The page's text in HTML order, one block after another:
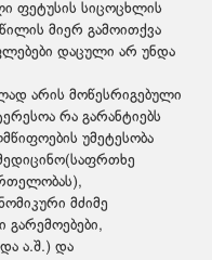
ფეტუსის სიცოცხლის
მიერ გამოითქვა
დაცული არ უნდა
არის მოწესრიგებული
რა გარანტიებს
უმეტესობა
მძიმე
გარემოებები,
ა.შ.) და